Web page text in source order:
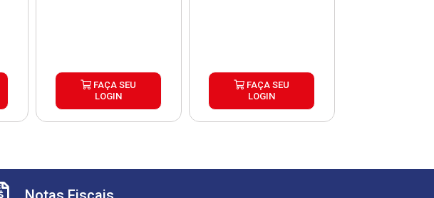
FAÇA SEU
LOGIN
FAÇA SEU
LOGIN